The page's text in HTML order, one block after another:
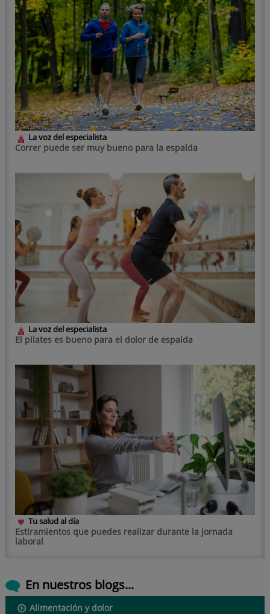
La voz del especialista
Correr puede ser muy bueno para la espalda
La voz del especialista
El pilates es bueno para el dolor de espalda
Tu salud al día
Estiramientos que puedes realizar durante la jornada
laboral
En nuestros blogs...
Alimentación y dolor